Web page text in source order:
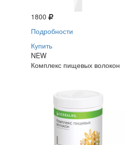
1800
Подробности
Купить
NEW
Комплекс пищевых волокон